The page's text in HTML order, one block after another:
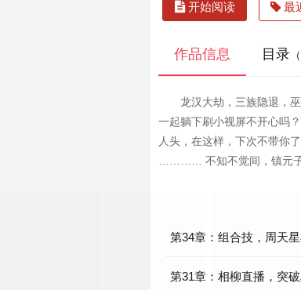
开始阅读 最
作品信息 目录
龙汉大劫，三族隐退，
一起躺下刷小视屏不开心吗
人头，在这样，下次不带你
………… 不知不觉间，镇元子
第34章：组合技，周天
第31章：相柳直播，突